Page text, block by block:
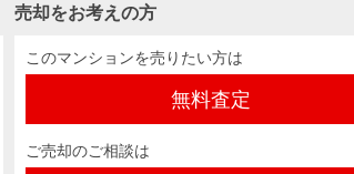
売却をお考えの方
このマンションを売りたい方は
無料査定
ご売却のご相談は